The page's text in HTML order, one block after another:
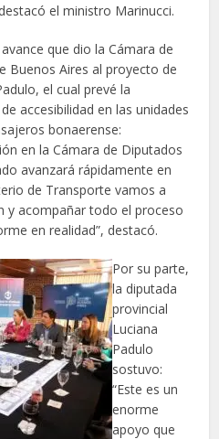
el ministro Marinucci.
que dio la Cámara de
Buenos Aires al proyecto de
el cual prevé la
accesibilidad en las unidades
bonaerense:
en la Cámara de Diputados
avanzará rápidamente en
de Transporte vamos a
y acompañar todo el proceso
en realidad”, destacó.
Por su parte,
la diputada
provincial
Luciana
Padulo
sostuvo:
“Este es un
enorme
apoyo que